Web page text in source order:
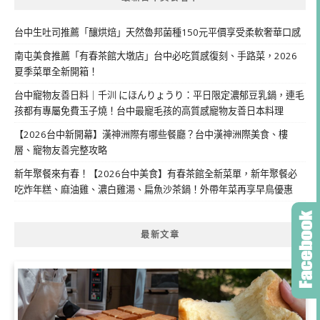
台中生吐司推薦「釀烘焙」天然魯邦菌種150元平價享受柔軟奢華口感
南屯美食推薦「有春茶館大墩店」台中必吃質感復刻、手路菜，2026
夏季菜單全新開箱！
台中寵物友善日料｜千汌 にほんりょうり：平日限定濃郁豆乳鍋，連毛
孩都有專屬免費玉子燒！台中最寵毛孩的高質感寵物友善日本料理
【2026台中新開幕】漢神洲際有哪些餐廳？台中漢神洲際美食、樓
層、寵物友善完整攻略
新年聚餐來有春！【2026台中美食】有春茶館全新菜單，新年聚餐必
吃炸年糕、麻油雞、濃白雞湯、扁魚沙茶鍋！外帶年菜再享早鳥優惠
最新文章